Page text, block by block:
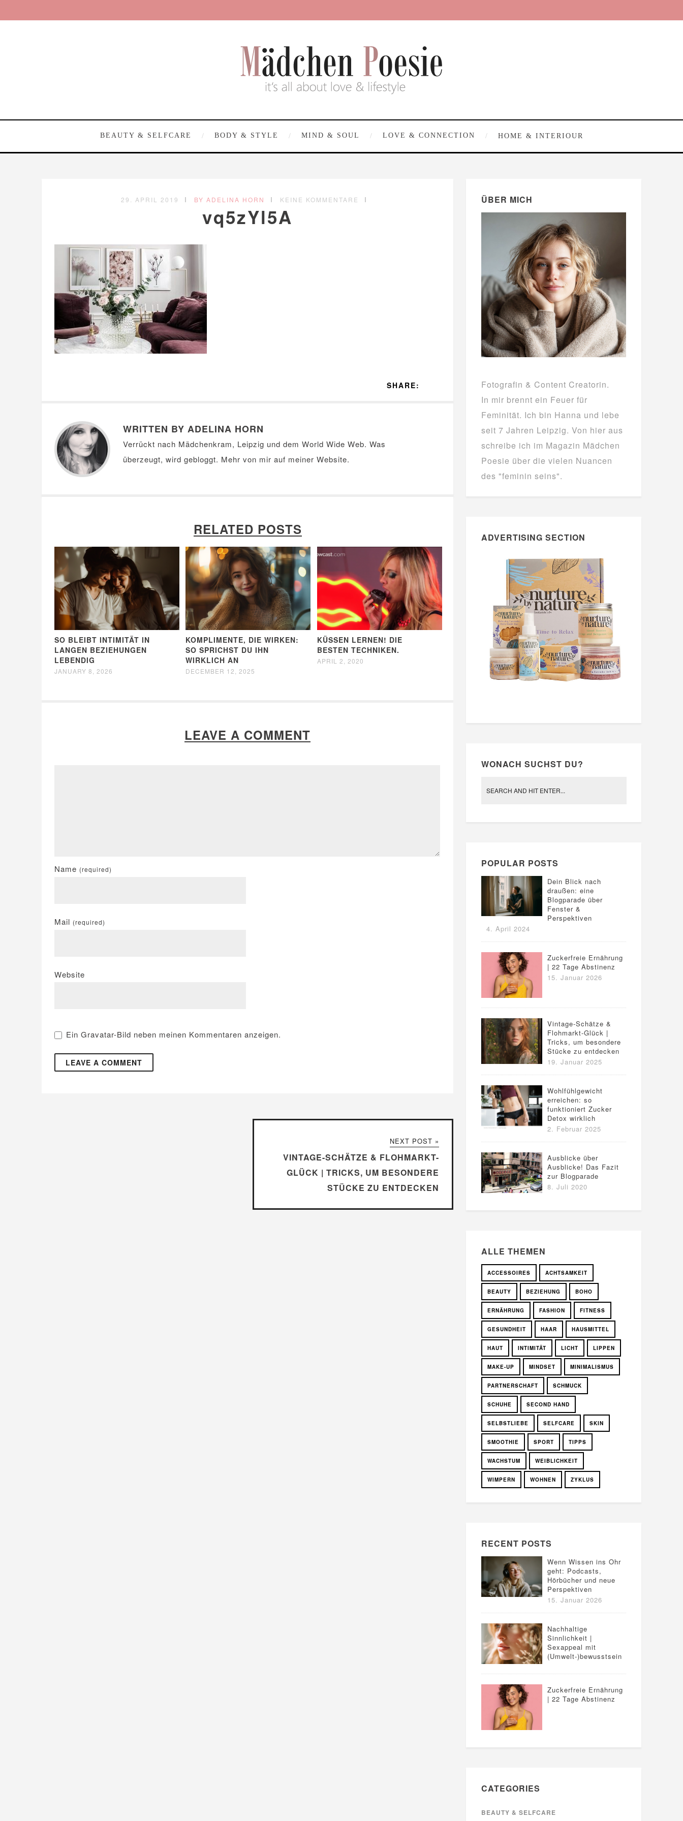
BEAUTY & SELFCARE BODY & STYLE MIND & SOUL LOVE & CONNECTION HOME & INTERIOUR
29. APRIL 2019 BY ADELINA HORN KEINE KOMMENTARE
vq5zYl5A
SHARE:
WRITTEN BY ADELINA HORN
Verrückt nach Mädchenkram, Leipzig und dem World Wide Web. Was
überzeugt, wird gebloggt. Mehr von mir auf meiner Website.
RELATED POSTS
SO BLEIBT INTIMITÄT IN
LANGEN BEZIEHUNGEN
LEBENDIG
JANUARY 8, 2026
KOMPLIMENTE, DIE WIRKEN:
SO SPRICHST DU IHN
WIRKLICH AN
DECEMBER 12, 2025
KÜSSEN LERNEN! DIE
BESTEN TECHNIKEN.
APRIL 2, 2020
LEAVE A COMMENT
Name (required)
Mail (required)
Website
Ein Gravatar-Bild neben meinen Kommentaren anzeigen.
NEXT POST »
VINTAGE-SCHÄTZE & FLOHMARKT-
GLÜCK | TRICKS, UM BESONDERE
STÜCKE ZU ENTDECKEN
ÜBER MICH
Fotografin & Content Creatorin.
In mir brennt ein Feuer für
Feminität. Ich bin Hanna und lebe
seit 7 Jahren Leipzig. Von hier aus
schreibe ich im Magazin Mädchen
Poesie über die vielen Nuancen
des "feminin seins".
ADVERTISING SECTION
WONACH SUCHST DU?
POPULAR POSTS
Dein Blick nach
draußen: eine
Blogparade über
Fenster &
Perspektiven
4. April 2024
Zuckerfreie Ernährung
| 22 Tage Abstinenz
15. Januar 2026
Vintage-Schätze &
Flohmarkt-Glück |
Tricks, um besondere
Stücke zu entdecken
19. Januar 2025
Wohlfühlgewicht
erreichen: so
funktioniert Zucker
Detox wirklich
2. Februar 2025
Ausblicke über
Ausblicke! Das Fazit
zur Blogparade
8. Juli 2020
ALLE THEMEN
ACCESSOIRES ACHTSAMKEIT
BEAUTY BEZIEHUNG BOHO
ERNÄHRUNG FASHION FITNESS
GESUNDHEIT HAAR HAUSMITTEL
HAUT INTIMITÄT LICHT LIPPEN
MAKE-UP MINDSET MINIMALISMUS
PARTNERSCHAFT SCHMUCK
SCHUHE SECOND HAND
SELBSTLIEBE SELFCARE SKIN
SMOOTHIE SPORT TIPPS
WACHSTUM WEIBLICHKEIT
WIMPERN WOHNEN ZYKLUS
RECENT POSTS
Wenn Wissen ins Ohr
geht: Podcasts,
Hörbücher und neue
Perspektiven
15. Januar 2026
Nachhaltige
Sinnlichkeit |
Sexappeal mit
(Umwelt-)bewusstsein
Zuckerfreie Ernährung
| 22 Tage Abstinenz
CATEGORIES
BEAUTY & SELFCARE